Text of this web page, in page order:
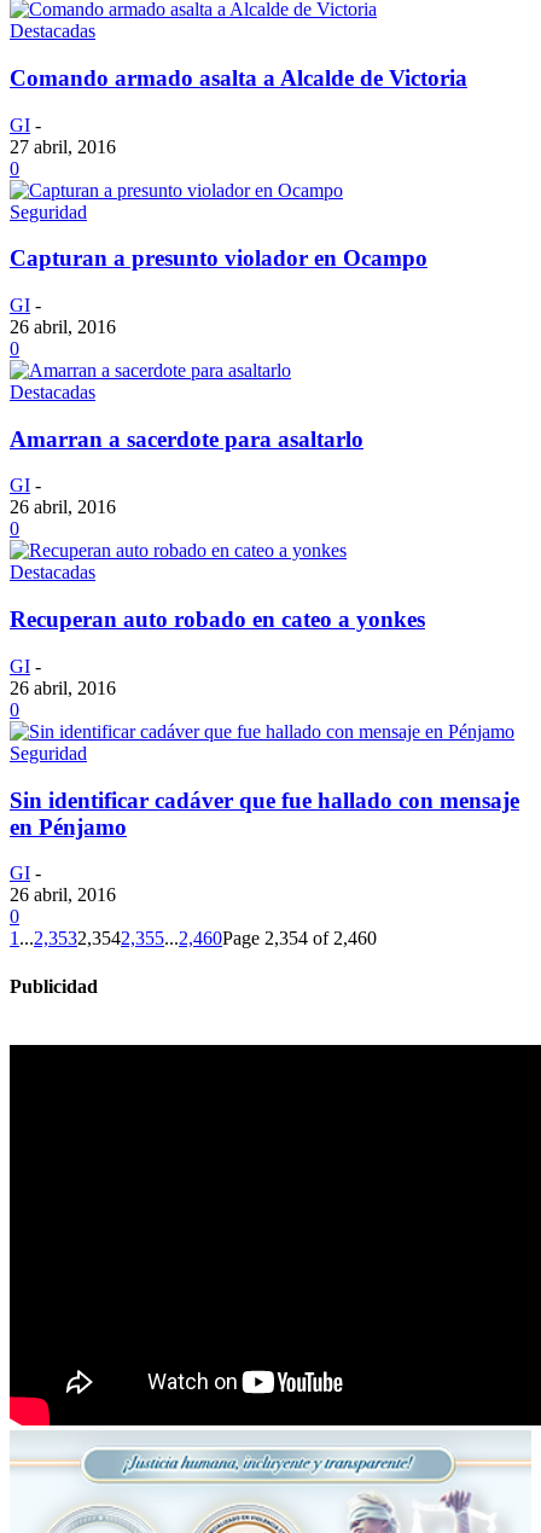
Destacadas
Comando armado asalta a Alcalde de Victoria
GI -
27 abril, 2016
0
Seguridad
Capturan a presunto violador en Ocampo
GI -
26 abril, 2016
0
Destacadas
Amarran a sacerdote para asaltarlo
GI -
26 abril, 2016
0
Destacadas
Recuperan auto robado en cateo a yonkes
GI -
26 abril, 2016
0
Seguridad
Sin identificar cadáver que fue hallado con mensaje
en Pénjamo
GI -
26 abril, 2016
0
1 ...2,3532,3542,355...2,460Page 2,354 of 2,460
Publicidad